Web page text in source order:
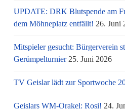
UPDATE: DRK Blutspende am
dem Möhneplatz entfällt! 26. Juni
Mitspieler gesucht: Bürgerverein
Gerümpelturnier 25. Juni 2026
TV Geislar lädt zur Sportwoche
Geislars WM-Orakel: Rosi! 24.